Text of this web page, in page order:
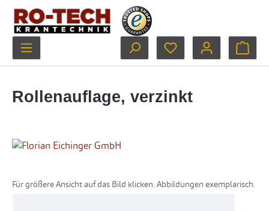
Zum Hauptinhalt springen
Du hast 0 Produkte
Rollenauflage, verzinkt
Für größere Ansicht auf das Bild klicken. Abbildungen exemplarisch.